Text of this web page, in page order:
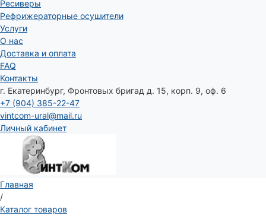
Ресиверы
Рефрижераторные осушители
Услуги
О нас
Доставка и оплата
FAQ
Контакты
г. Екатеринбург, Фронтовых бригад д. 15, корп. 9, оф. 6
+7 (904) 385-22-47
vintcom-ural@mail.ru
Личный кабинет
Главная
/
Каталог товаров